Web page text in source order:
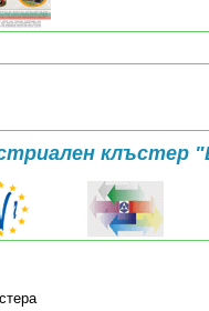
клъстер